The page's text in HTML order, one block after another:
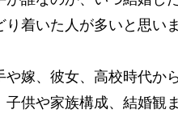
り着いた人が多いと思い
や嫁、彼女、高校時代か
子供や家族構成、結婚観